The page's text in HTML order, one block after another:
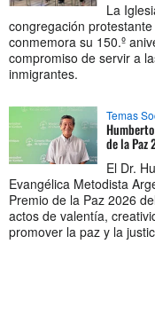
La
congregación
conmemora su 150.º
compromiso de servir a
inmigrantes.
Temas
de la Paz
El Dr.
Evangélica Metodista
Premio de la Paz 2026
actos de valentía,
promover la paz y la